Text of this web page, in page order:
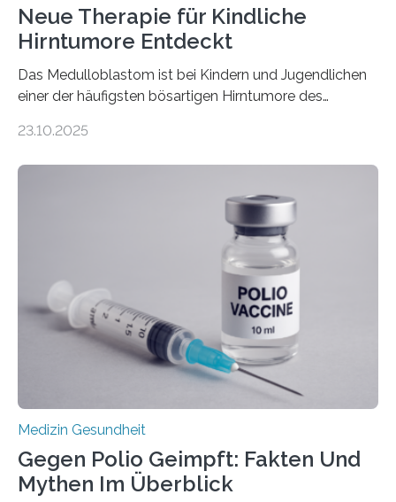
Neue Therapie für Kindliche
Hirntumore Entdeckt
Das Medulloblastom ist bei Kindern und Jugendlichen
einer der häufigsten bösartigen Hirntumore des
Betroffenen können mit heutigen Methoden geheilt
Dringend benötigt werden zielgerichtete Therapien, die
nur Tumorschwachstellen angreifen und normales
Gewebe verschonen. Forschende um Daniel Merk vom
Hertie-Institut für klinische Hirnforschung am
Universitätsklinikum Tübingen haben eine solche
Schwachstelle im Erbgut einer Untergruppe des
Medulloblastoms gefunden. Die Wilhelm Sander-
Stiftung unterstützte das Projekt…
23.10.2025
Medizin Gesundheit
Gegen Polio Geimpft: Fakten Und
Mythen Im Überblick